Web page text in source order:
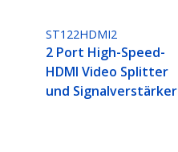
ST122HDMI2
2 Port High-Speed-
HDMI Video Splitter
und Signalverstärker